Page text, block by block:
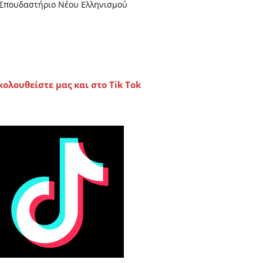
Νέου Ελληνισμού
μας και στο Tik Tok